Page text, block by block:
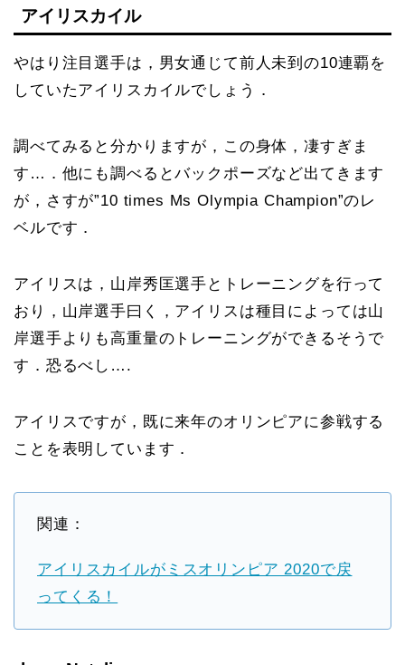
アイリスカイル
やはり注目選手は，男女通じて前人未到の10連覇を
していたアイリスカイルでしょう．
調べてみると分かりますが，この身体，凄すぎま
す…．他にも調べるとバックポーズなど出てきます
が，さすが”10 times Ms Olympia Champion”のレ
ベルです．
アイリスは，山岸秀匡選手とトレーニングを行って
おり，山岸選手曰く，アイリスは種目によっては山
岸選手よりも高重量のトレーニングができるそうで
す．恐るべし….
アイリスですが，既に来年のオリンピアに参戦する
ことを表明しています．
関連：
アイリスカイルがミスオリンピア 2020で戻
ってくる！